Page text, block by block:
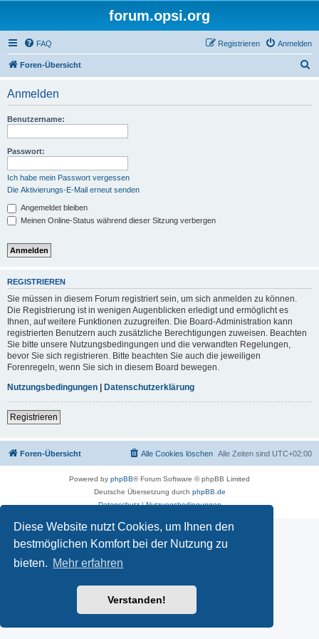
Diese Website nutzt Cookies, um Ihnen den
bestmöglichen Komfort bei der Nutzung zu
bieten. Mehr erfahren
Verstanden!
forum.opsi.org
FAQ Anmelden
Registrieren
Foren-Übersicht
Anmelden
Benutzername:
Passwort:
Ich habe mein Passwort vergessen
Die Aktivierungs-E-Mail erneut senden
Angemeldet bleiben
Meinen Online-Status während dieser Sitzung verbergen
REGISTRIEREN
Sie müssen in diesem Forum registriert sein, um sich anmelden zu können.
Die Registrierung ist in wenigen Augenblicken erledigt und ermöglicht es
Ihnen, auf weitere Funktionen zuzugreifen. Die Board-Administration kann
registrierten Benutzern auch zusätzliche Berechtigungen zuweisen. Beachten
Sie bitte unsere Nutzungsbedingungen und die verwandten Regelungen,
bevor Sie sich registrieren. Bitte beachten Sie auch die jeweiligen
Forenregeln, wenn Sie sich in diesem Board bewegen.
Nutzungsbedingungen | Datenschutzerklärung
Registrieren
Foren-Übersicht Alle Zeiten sind UTC+02:00
Alle Cookies löschen
Powered by phpBB® Forum Software © phpBB Limited
Deutsche Übersetzung durch phpBB.de
Datenschutz|Nutzungsbedingungen